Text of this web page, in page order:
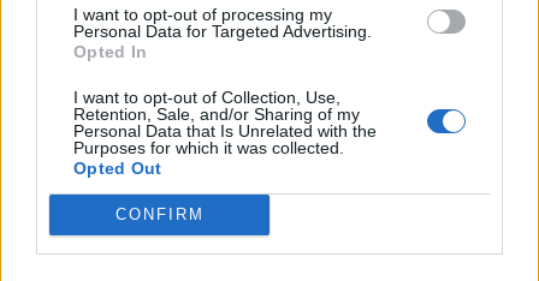
I want to opt-out of processing my
Personal Data for Targeted Advertising.
Opted In
I want to opt-out of Collection, Use,
Retention, Sale, and/or Sharing of my
Personal Data that Is Unrelated with the
Purposes for which it was collected.
Opted Out
CONFIRM
5